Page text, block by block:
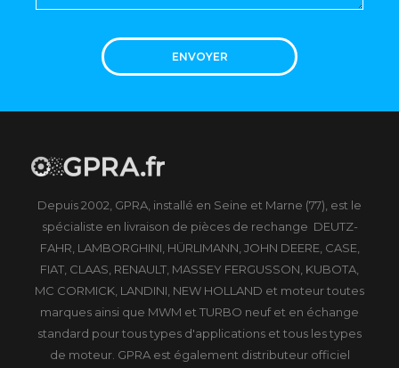
ENVOYER
Depuis 2002, GPRA, installé en Seine et Marne (77), est le
spécialiste en livraison de pièces de rechange DEUTZ-
FAHR, LAMBORGHINI, HÜRLIMANN, JOHN DEERE, CASE,
FIAT, CLAAS, RENAULT, MASSEY FERGUSSON, KUBOTA,
MC CORMICK, LANDINI, NEW HOLLAND et moteur toutes
marques ainsi que MWM et TURBO neuf et en échange
standard pour tous types d'applications et tous les types
de moteur. GPRA est également distributeur officiel